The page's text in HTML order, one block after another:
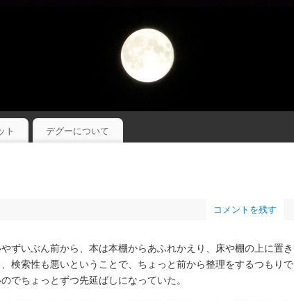
ト デグーについて
コメントを残す
ずいぶん前から、本は本棚からあふれかえり、床や棚の上に置き
検索性も悪いということで、ちょっと前から整理をするつもりで
でちょっとずつ先延ばしになっていた。